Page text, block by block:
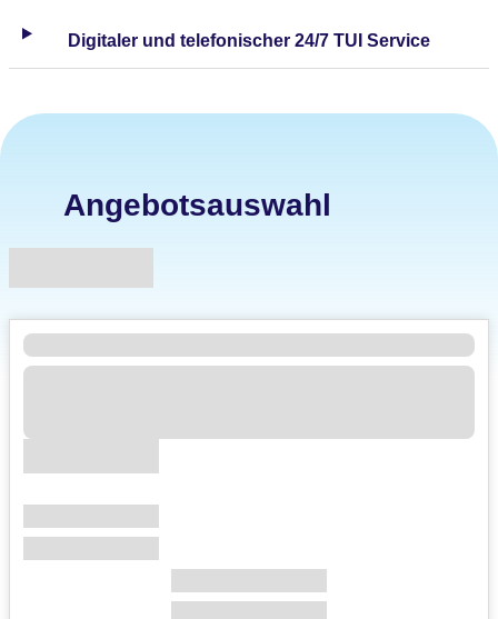
Digitaler und telefonischer 24/7 TUI Service
Angebotsauswahl